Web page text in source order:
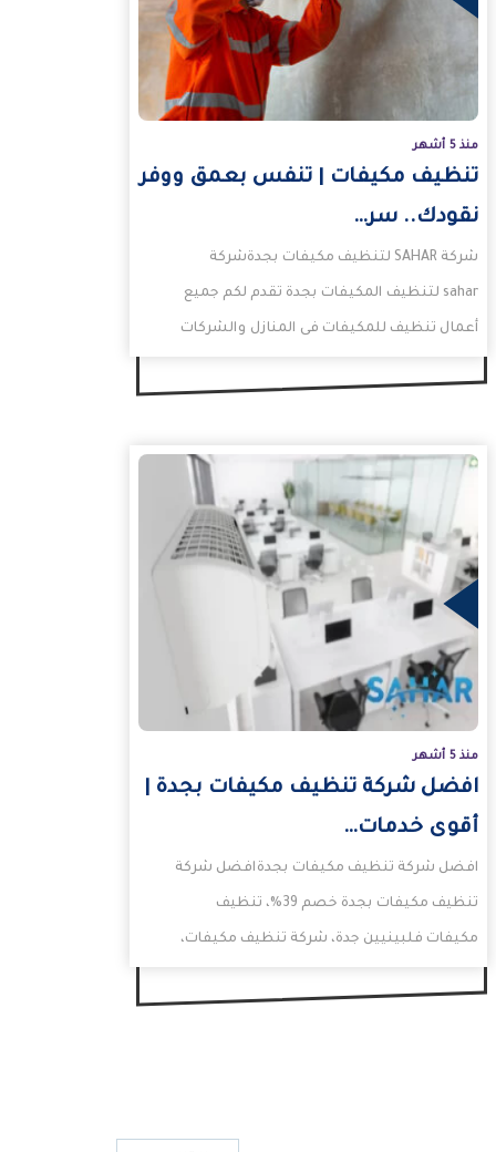
منذ 5 أشهر
تنظيف مكيفات | تنفس بعمق ووفر
نقودك.. سر…
شركة SAHAR لتنظيف مكيفات بجدةشركة
sahar لتنظيف المكيفات بجدة تقدم لكم جميع
أعمال تنظيف للمكيفات فى المنازل والشركات
منذ 5 أشهر
افضل شركة تنظيف مكيفات بجدة |
أقوى خدمات…
افضل شركة تنظيف مكيفات بجدةافضل شركة
تنظيف مكيفات بجدة خصم 39%، تنظيف
مكيفات فلبينيين جدة، شركة تنظيف مكيفات،